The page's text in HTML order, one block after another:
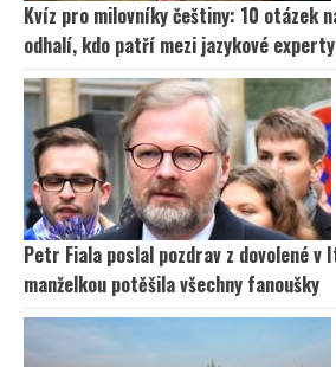
Kvíz pro milovníky češtiny: 10 otázek
odhalí, kdo patří mezi jazykové experty
Petr Fiala poslal pozdrav z dovolené v
manželkou potěšila všechny fanoušky